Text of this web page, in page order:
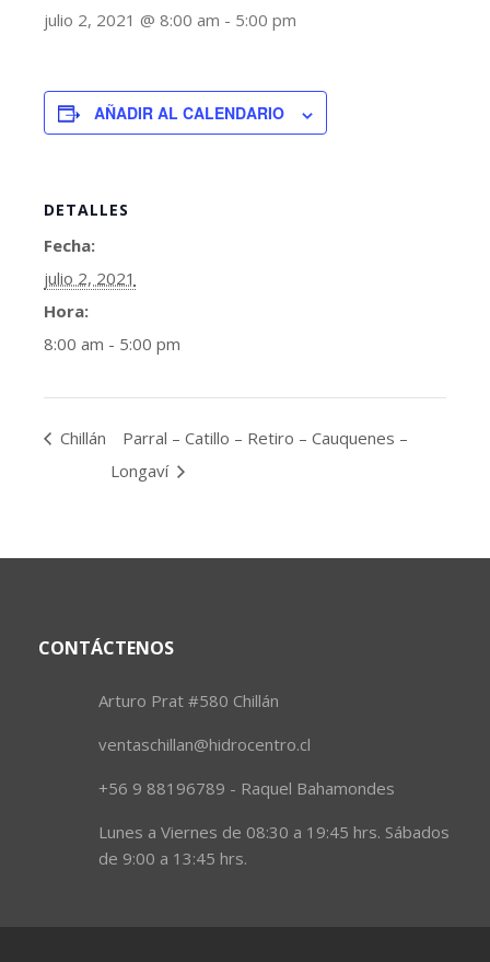
julio 2, 2021 @ 8:00 am - 5:00 pm
AÑADIR AL CALENDARIO
DETALLES
Fecha:
julio 2, 2021
Hora:
8:00 am - 5:00 pm
Chillán
Parral – Catillo – Retiro – Cauquenes –
Longaví
CONTÁCTENOS
Arturo Prat #580 Chillán
ventaschillan@hidrocentro.cl
+56 9 88196789 - Raquel Bahamondes
Lunes a Viernes de 08:30 a 19:45 hrs. Sábados
de 9:00 a 13:45 hrs.